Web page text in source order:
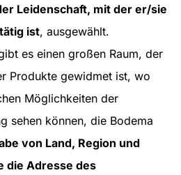
Leidenschaft, mit der er/sie
ist, ausgewählt.
es einen großen Raum, der
Produkte gewidmet ist, wo
Möglichkeiten der
sehen können, die Bodema
von Land, Region und
die Adresse des